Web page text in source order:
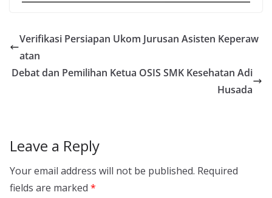
Verifikasi Persiapan Ukom Jurusan Asisten Keperaw
atan
Debat dan Pemilihan Ketua OSIS SMK Kesehatan Adi
Husada
Leave a Reply
Your email address will not be published. Required
fields are marked *